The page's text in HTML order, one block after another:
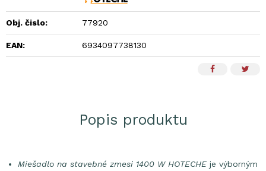
Obj. čislo: 77920
EAN: 6934097738130
Popis produktu
Miešadlo na stavebné zmesi 1400 W HOTECHE je výborným